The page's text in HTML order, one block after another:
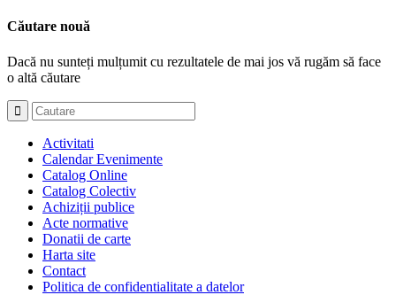
Căutare nouă
Dacă nu sunteți mulțumit cu rezultatele de mai jos vă rugăm să face
o altă căutare
Activitati
Calendar Evenimente
Catalog Online
Catalog Colectiv
Achiziții publice
Acte normative
Donatii de carte
Harta site
Contact
Politica de confidentialitate a datelor